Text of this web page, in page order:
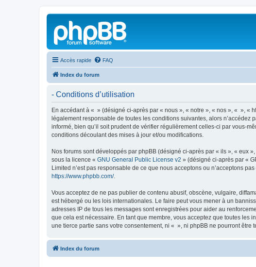
Accès rapide FAQ
Index du forum
- Conditions d’utilisation
En accédant à « » (désigné ci-après par « nous », « notre », « nos », « », «
légalement responsable de toutes les conditions suivantes, alors
informé, bien qu’il soit prudent de vérifier régulièrement celles-ci par vous-
conditions découlant des mises à jour et/ou modifications.
Nos forums sont développés par phpBB (désigné ci-après par « ils », « eux
sous la licence « GNU General Public License v2 » (désigné ci-après par «
Limited n’est pas responsable de ce que nous acceptons ou n’acceptons
https://www.phpbb.com/.
Vous acceptez de ne pas publier de contenu abusif, obscène, vulgaire,
est hébergé ou les lois internationales. Le faire peut vous mener à un
adresses IP de tous les messages sont enregistrées pour aider au
que cela est nécessaire. En tant que membre, vous acceptez que toutes
une tierce partie sans votre consentement, ni « », ni phpBB ne pourront
Index du forum